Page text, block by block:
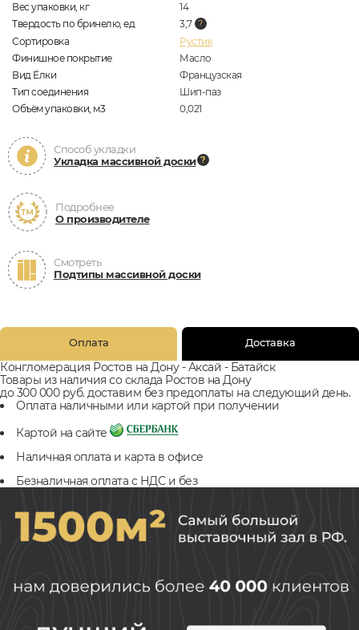
Вес упаковки, кг
14
Твердость по бринелю, ед
3,7
Сортировка
Рустик
Финишное покрытие
Масло
Вид Ёлки
Французская
Тип соединения
Шип-паз
Объём упаковки, м3
0,021
Способ укладки
Укладка массивной доски
Подробнее
О производителе
Смотреть
Подтипы массивной доски
Оплата Доставка
Конгломерация Ростов на Дону - Аксай - Батайск
Товары из наличия со склада Ростов на Дону
до 300 000 руб. доставим без предоплаты на следующий день.
Оплата наличными или картой при получении
Картой на сайте
Наличная оплата и карта в офисе
Безналичная оплата с НДС и без